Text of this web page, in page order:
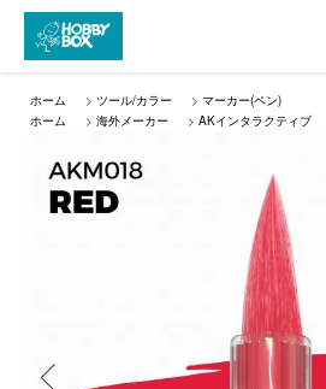
ホーム > ツール/カラー > マーカー(ペン)
ホーム
> 海外メーカー > AKインタラクティブ